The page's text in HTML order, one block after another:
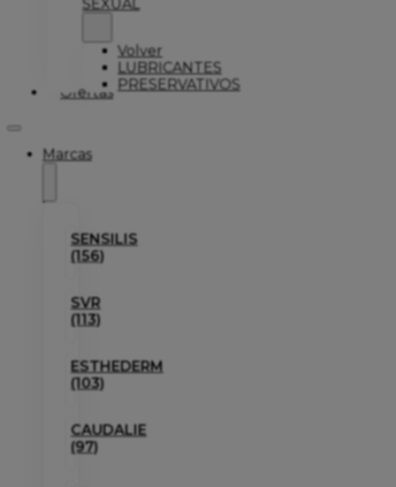
SEXUAL
Volver
LUBRICANTES
PRESERVATIVOS
Ofertas
Marcas
SENSILIS
(156)
SVR
(113)
ESTHEDERM
(103)
CAUDALIE
(97)